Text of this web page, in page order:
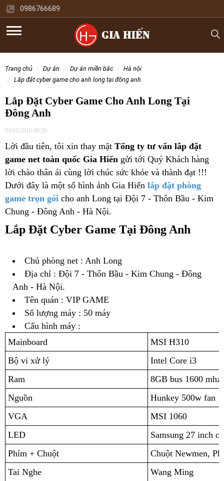
0986766689
trang chủ dự án dự án miền bắc
hà nội
lắp đặt cyber game cho anh long tại đông anh
Lắp Đặt Cyber Game Cho Anh Long Tại
Đông Anh
03/01/2019 08:59
Lời đầu tiên, tôi xin thay mặt Tổng ty tư vấn lắp đặt
game net toàn quốc Gia Hiến gửi tới Quý Khách hàng
lời chào thân ái cùng lời chúc sức khỏe và thành đạt !!!
Dưới đây là một số hình ảnh Gia Hiến lắp đặt phòng
game trọn gói cho anh Long tại Đội 7 - Thôn Bầu - Kim
Chung - Đông Anh - Hà Nội.
Lắp Đặt Cyber Game Tại Đông Anh
Chủ phòng net : Anh Long
Địa chỉ : Đội 7 - Thôn Bầu - Kim Chung - Đông
Anh - Hà Nội.
Tên quán : VIP GAME
Số lượng máy : 50 máy
Cấu hình máy :
Mainboard
MSI H310
Bộ vi xử lý
Intel Core i3
Ram
8GB bus 1600
Nguồn
Hunkey 500w fan
VGA
MSI 1060
LED
Samsung 27 inch
Phím + Chuột
Chuột Newmen,
Tai Nghe
Wang Ming